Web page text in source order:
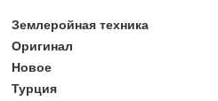
Землеройная техника
Оригинал
Новое
Турция